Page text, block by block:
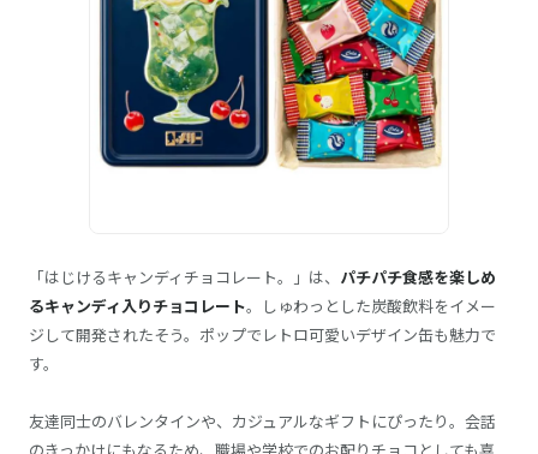
「はじけるキャンディチョコレート。」は、 パチパチ食感を楽しめ
るキャンディ入りチョコレート。しゅわっとした炭酸飲料をイメー
ジして開発されたそう。ポップでレトロ可愛いデザイン缶も魅力で
す。
友達同士のバレンタインや、カジュアルなギフトにぴったり。会話